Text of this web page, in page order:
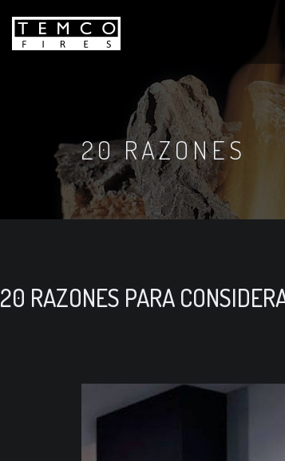
20 RAZONES
20 RAZONES PARA